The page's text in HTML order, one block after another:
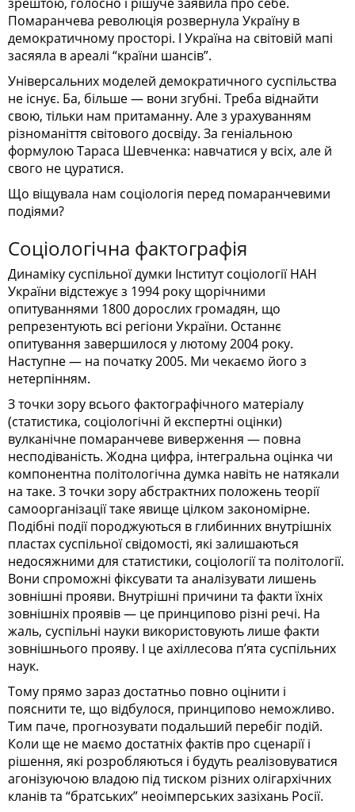
Помаранчева революція розвернула Україну в
демократичному просторі. І Україна на світовій мапі
засяяла в ареалі “країни шансів”.
Універсальних моделей демократичного суспільства
не існує. Ба, більше — вони згубні. Треба віднайти
свою, тільки нам притаманну. Але з урахуванням
різноманіття світового досвіду. За геніальною
формулою Тараса Шевченка: навчатися у всіх, але й
свого не цуратися.
Що віщувала нам соціологія перед помаранчевими
подіями?
Соціологічна фактографія
Динаміку суспільної думки Інститут соціології НАН
України відстежує з 1994 року щорічними
опитуваннями 1800 дорослих громадян, що
репрезентують всі регіони України. Останнє
опитування завершилося у лютому 2004 року.
Наступне — на початку 2005. Ми чекаємо його з
нетерпінням.
З точки зору всього фактографічного матеріалу
(статистика, соціологічні й експертні оцінки)
вулканічне помаранчеве виверження — повна
несподіваність. Жодна цифра, інтегральна оцінка чи
компонентна політологічна думка навіть не натякали
на таке. З точки зору абстрактних положень теорії
самоорганізації таке явище цілком закономірне.
Подібні події породжуються в глибинних внутрішніх
пластах суспільної свідомості, які залишаються
недосяжними для статистики, соціології та політології.
Вони спроможні фіксувати та аналізувати лишень
зовнішні прояви. Внутрішні причини та факти їхніх
зовнішніх проявів — це принципово різні речі. На
жаль, суспільні науки використовують лише факти
зовнішнього прояву. І це ахіллесова п’ята суспільних
наук.
Тому прямо зараз достатньо повно оцінити і
пояснити те, що відбулося, принципово неможливо.
Тим паче, прогнозувати подальший перебіг подій.
Коли ще не маємо достатніх фактів про сценарії і
рішення, які розробляються і будуть реалізовуватися
агонізуючою владою під тиском різних олігархічних
кланів та “братських” неоімперських зазіхань Росії.